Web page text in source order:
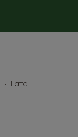
Latte